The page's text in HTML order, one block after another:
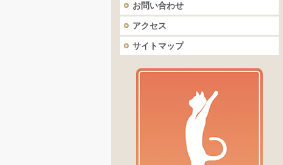
お問い合わせ
アクセス
サイトマップ